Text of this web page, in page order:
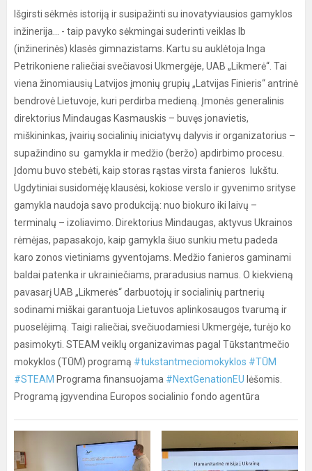
Išgirsti sėkmės istoriją ir susipažinti su inovatyviausios gamyklos
inžinerija... - taip pavyko sėkmingai suderinti veiklas Ib
(inžinerinės) klasės gimnazistams. Kartu su auklėtoja Inga
Petrikoniene raliečiai svečiavosi Ukmergėje, UAB „Likmerė“. Tai
viena žinomiausių Latvijos įmonių grupių „Latvijas Finieris“ antrinė
bendrovė Lietuvoje, kuri perdirba medieną. Įmonės generalinis
direktorius Mindaugas Kasmauskis – buvęs jonavietis,
miškininkas, įvairių socialinių iniciatyvų dalyvis ir organizatorius –
supažindino su gamykla ir medžio (beržo) apdirbimo procesu.
Įdomu buvo stebėti, kaip storas rąstas virsta fanieros lukštu.
Ugdytiniai susidomėję klausėsi, kokiose verslo ir gyvenimo srityse
gamykla naudoja savo produkciją: nuo biokuro iki laivų –
terminalų – izoliavimo. Direktorius Mindaugas, aktyvus Ukrainos
rėmėjas, papasakojo, kaip gamykla šiuo sunkiu metu padeda
karo zonos vietiniams gyventojams. Medžio fanieros gaminami
baldai patenka ir ukrainiečiams, praradusius namus. O kiekvieną
pavasarį UAB „Likmerės“ darbuotojų ir socialinių partnerių
sodinami miškai garantuoja Lietuvos aplinkosaugos tvarumą ir
puoselėjimą. Taigi raliečiai, svečiuodamiesi Ukmergėje, turėjo ko
pasimokyti. STEAM veiklų organizavimas pagal Tūkstantmečio
mokyklos (TŪM) programą #tukstantmeciomokyklos #TŪM
#STEAM Programa finansuojama #NextGenationEU lėšomis.
Programą įgyvendina Europos socialinio fondo agentūra